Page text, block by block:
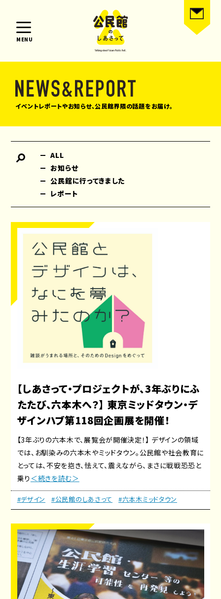
MENU
イベントレポートやお知らせ、公民館界隈の話題をお届け。
ALL
お知らせ
公民館に行ってきました
レポート
【しあさって・プロジェクトが、3年ぶりにふ
たたび、六本木へ？】 東京ミッドタウン・デ
ザインハブ第118回企画展を開催！
【3年ぶりの六本木で、展覧会が開催決定！】 デザインの領域
では、お馴染みの六本木やミッドタウン。公民館や社会教育に
とっては、不安を抱き、怯えて、震えながら、まさに戦戦恐恐と
乗り ＜続きを読む＞
#デザイン #公民館のしあさって #六本木ミッドタウン